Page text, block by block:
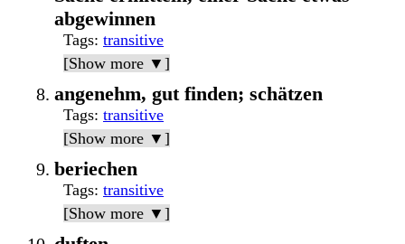
abgewinnen
Tags: transitive
[Show more ▼]
angenehm, gut finden; schätzen
Tags: transitive
[Show more ▼]
beriechen
Tags: transitive
[Show more ▼]